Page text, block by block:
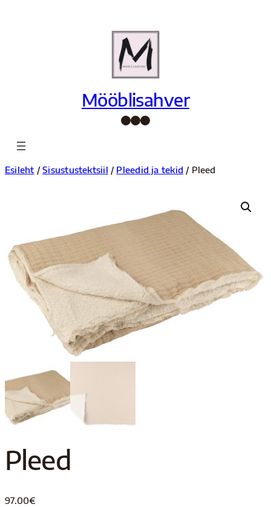
Mööblisahver
Facebook InstagramPinterest
Esileht /Sisustustektsiil / Pleedid ja tekid / Pleed
Pleed
97.00€